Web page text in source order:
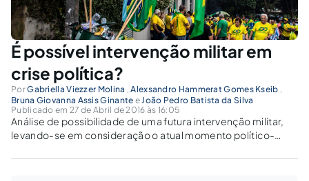
É possível intervenção militar em
crise política?
PorGabriella Viezzer Molina ,Alexsandro Hammerat Gomes Kseib ,
Bruna Giovanna Assis Ginante eJoão Pedro Batista da Silva
Publicado em 27 de Abril de 2016 às 16:05
Análise de possibilidade de uma futura intervenção militar,
levando-se em consideração o atual momento político-